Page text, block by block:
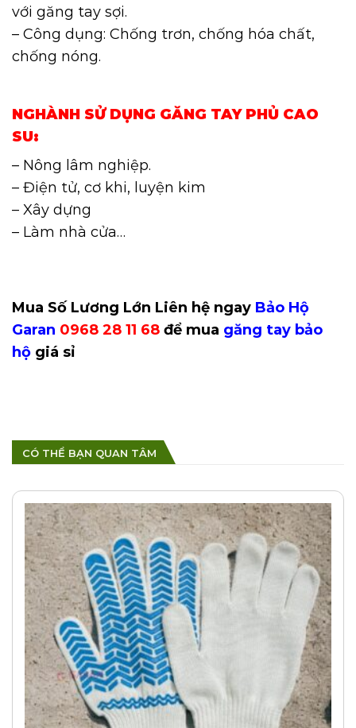
với găng tay sợi.
– Công dụng: Chống trơn, chống hóa chất,
chống nóng.
NGHÀNH SỬ DỤNG GĂNG TAY PHỦ CAO
SU:
– Nông lâm nghiệp.
– Điện tử, cơ khi, luyện kim
– Xây dựng
– Làm nhà cửa…
Mua Số Lương Lớn Liên hệ ngay Bảo Hộ
Garan 0968 28 11 68 để mua găng tay bảo
hộ giá sỉ
CÓ THỂ BẠN QUAN TÂM